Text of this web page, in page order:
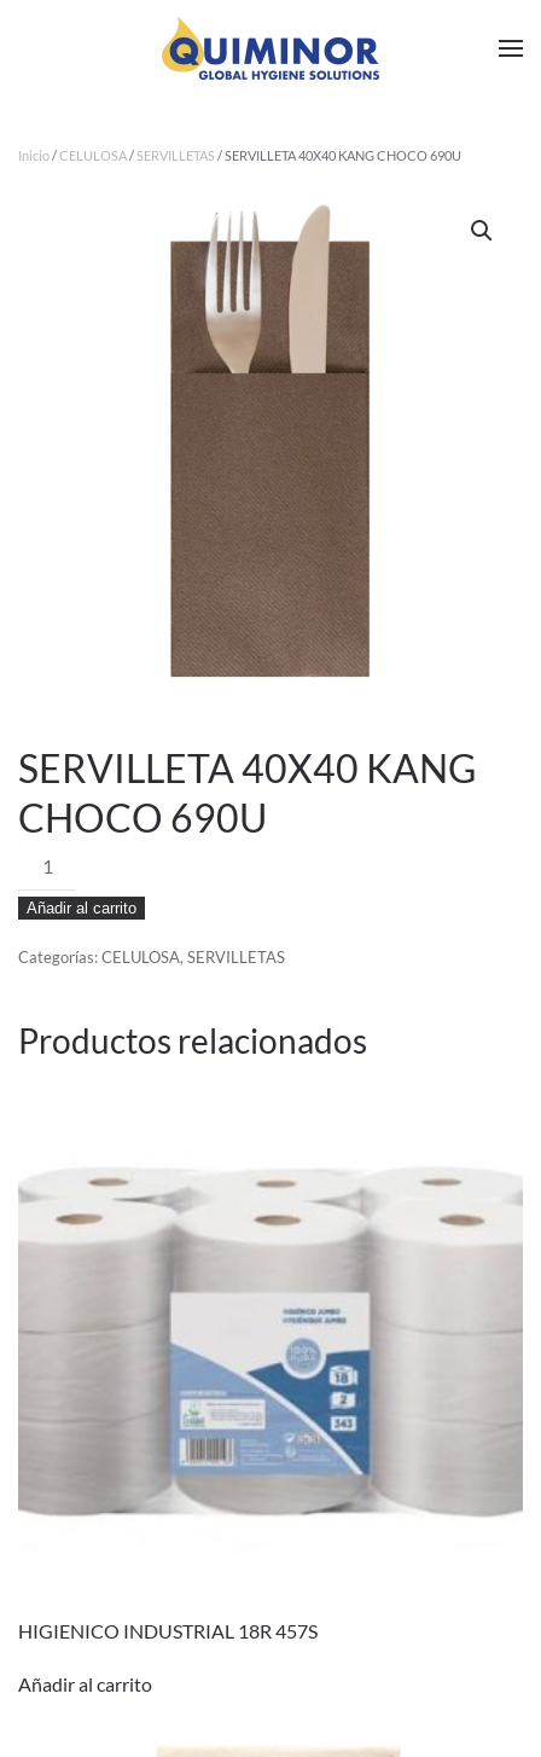
Ir al contenido principal
Inicio/CELULOSA/ SERVILLETAS/ SERVILLETA 40X40 KANG CHOCO 690U
SERVILLETA 40X40 KANG
CHOCO 690U
SERVILLETA
40X40
KANG
CHOCO
Añadir al carrito
Categorías:CELULOSA, SERVILLETAS
Productos relacionados
HIGIENICO INDUSTRIAL 18R 457S
Añadir al carrito